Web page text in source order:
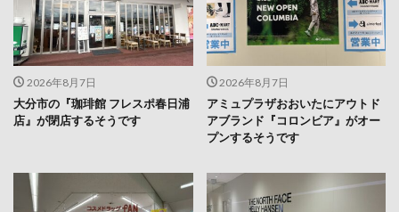
2026年8月7日
大分市の『珈琲館 フレスポ春日浦
店』が閉店するそうです
2026年8月7日
アミュプラザおおいたにアウトド
アブランド『コロンビア』がオー
プンするそうです